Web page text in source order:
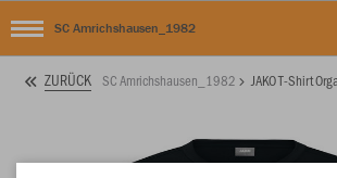
SC Amrichshausen_1982
ZURÜCK SC Amrichshausen_1982 JAKO T-Shirt